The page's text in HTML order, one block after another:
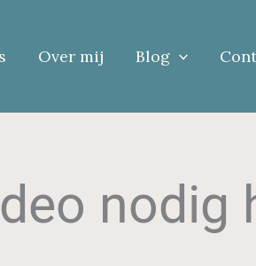
Over mij Blog
nodig